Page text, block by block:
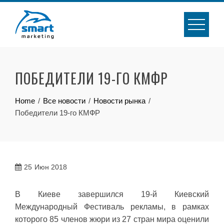
content
ПОБЕДИТЕЛИ 19-ГО КМФР
Home Все новости
Новости рынка
Победители 19-го КМФР
25 Июн 2018
В Киеве завершился 19-й Киевский
Международный Фестиваль рекламы, в рамках
которого 85 членов жюри из 27 стран мира оценили